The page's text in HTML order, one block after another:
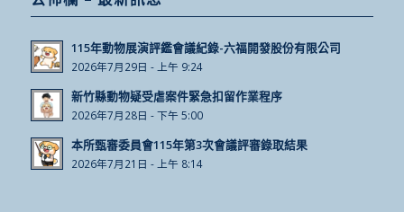
115年動物展演評鑑會議紀錄-六福開發股份有限公司
2026年7月29日 - 上午 9:24
新竹縣動物疑受虐案件緊急扣留作業程序
2026年7月28日 - 下午 5:00
本所甄審委員會115年第3次會議評審錄取結果
2026年7月21日 - 上午 8:14